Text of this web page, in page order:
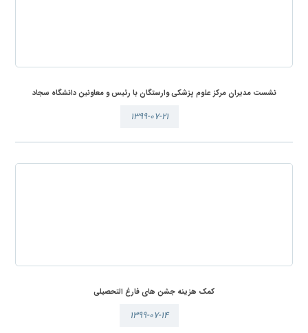
نشست مدیران مرکز علوم پزشکی وارستگان با رئیس و معاونین دانشگاه سجاد
۱۳۹۹-۰۷-۲۱
کمک هزینه جشن های فارغ التحصیلی
۱۳۹۹-۰۷-۱۴